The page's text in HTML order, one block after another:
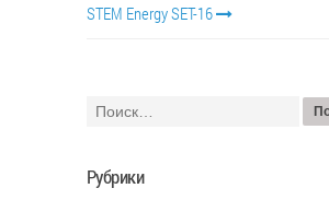
STEM Energy SET-16
Рубрики